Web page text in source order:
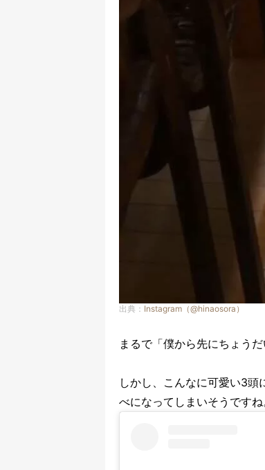
出典： Instagram（@hinaosora）
まるで「僕から先にちょう
しかし、こんなに可愛い3頭
べになってしまいそうですね